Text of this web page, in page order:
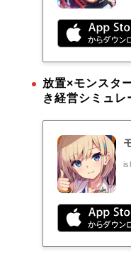
放置×モンスタ
き経営シミュレ